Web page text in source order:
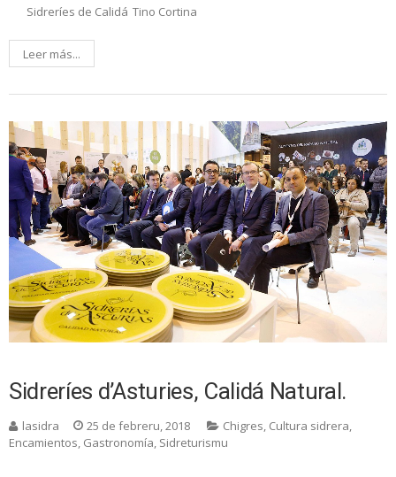
Sidreríes de Calidá Tino Cortina
Leer más...
Sidreríes d’Asturies, Calidá Natural.
lasidra 25 de febreru, 2018 Chigres, Cultura sidrera,
Encamientos, Gastronomía, Sidreturismu